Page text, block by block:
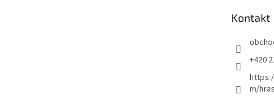
Kontakt
+420
m/